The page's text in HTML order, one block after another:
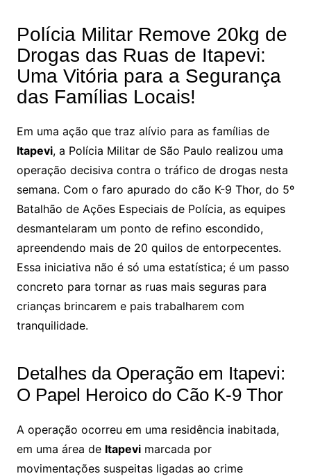
Polícia Militar Remove 20kg de
Drogas das Ruas de Itapevi:
Uma Vitória para a Segurança
das Famílias Locais!
Em uma ação que traz alívio para as famílias de
Itapevi, a Polícia Militar de São Paulo realizou uma
operação decisiva contra o tráfico de drogas nesta
semana. Com o faro apurado do cão K-9 Thor, do 5º
Batalhão de Ações Especiais de Polícia, as equipes
desmantelaram um ponto de refino escondido,
apreendendo mais de 20 quilos de entorpecentes.
Essa iniciativa não é só uma estatística; é um passo
concreto para tornar as ruas mais seguras para
crianças brincarem e pais trabalharem com
tranquilidade.
Detalhes da Operação em Itapevi:
O Papel Heroico do Cão K-9 Thor
A operação ocorreu em uma residência inabitada,
em uma área de Itapevimarcada por
movimentações suspeitas ligadas ao crime